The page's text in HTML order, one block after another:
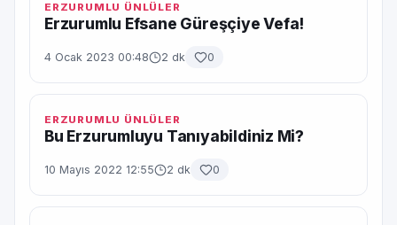
ERZURUMLU ÜNLÜLER
Erzurumlu Efsane Güreşçiye Vefa!
4 Ocak 2023 00:48 2 dk 0
ERZURUMLU ÜNLÜLER
Bu Erzurumluyu Tanıyabildiniz Mi?
10 Mayıs 2022 12:55 2 dk 0